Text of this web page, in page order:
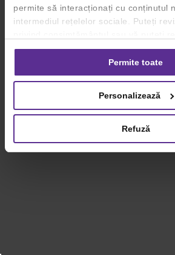
permite să interacționați cu conținutul
intermediul rețelelor sociale. Puteți
consimțământul oricând, făcând click
setările dvs. de cookie-uri.
privind utilizarea modulelor cookie.
Permite toate
Personalizează
Refuză